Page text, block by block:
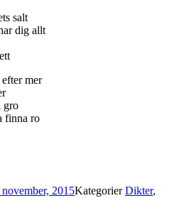
salt
dig allt
mer
gro
finna ro
november, 2015KategorierDikter,